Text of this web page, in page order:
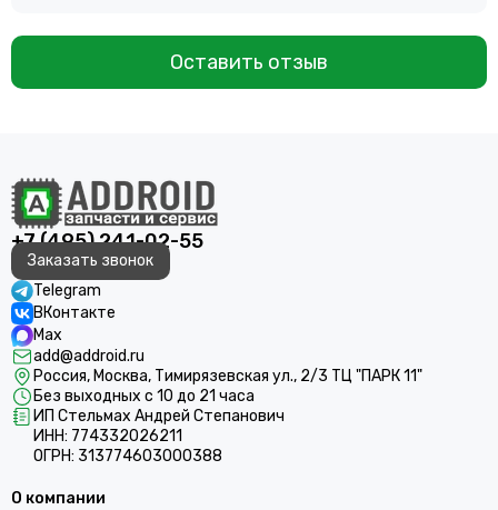
Оставить отзыв
+7 (495) 241-02-55
Заказать звонок
Telegram
ВКонтакте
Max
add@addroid.ru
Россия, Москва, Тимирязевская ул., 2/3 ТЦ "ПАРК 11"
Без выходных с 10 до 21 часа
ИП Стельмах Андрей Степанович
ИНН: 774332026211
ОГРН: 313774603000388
О компании